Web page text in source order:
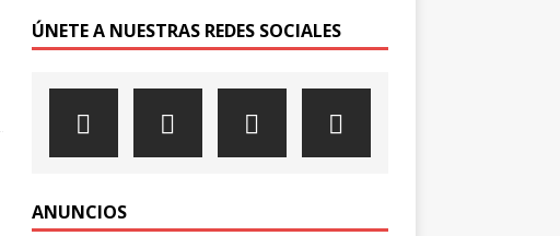
ÚNETE A NUESTRAS REDES SOCIALES
ANUNCIOS